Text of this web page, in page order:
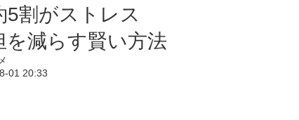
5割がストレス
を減らす賢い方法
01 20:33